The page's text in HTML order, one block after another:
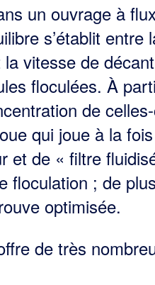
un ouvrage à
s’établit entre
la vitesse de
floculées. À
de
qui joue à la
et de « filtre
floculation ; de
optimisée.
de très